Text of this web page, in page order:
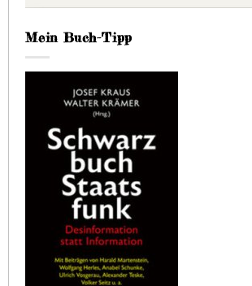
Mein Buch-Tipp